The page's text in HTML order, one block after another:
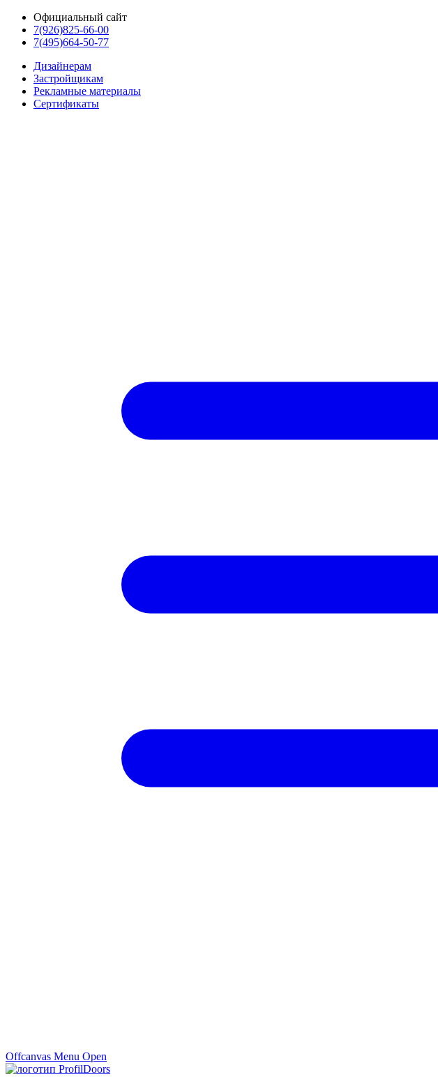
Официальный сайт
7(926)825-66-00
7(495)664-50-77
Дизайнерам
Застройщикам
Рекламные материалы
Сертификаты
Offcanvas Menu Open